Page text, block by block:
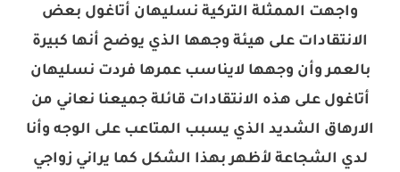
واجهت الممثلة التركية نسليهان أتاغول بعض
الانتقادات على هيئة وجهها الذي يوضح أنها كبيرة
بالعمر وأن وجهها لايناسب عمرها فردت نسليهان
أتاغول على هذه الانتقادات قائلة جميعنا نعاني من
الارهاق الشديد الذي يسبب المتاعب على الوجه وأنا
لدي الشجاعة لأظهر بهذا الشكل كما يراني زواجي